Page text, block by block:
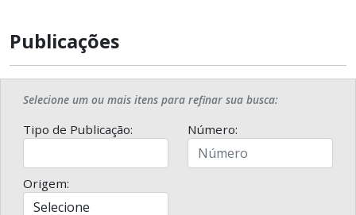
Publicações
Selecione um ou mais itens para refinar sua busca:
Tipo de Publicação: Número:
Origem: